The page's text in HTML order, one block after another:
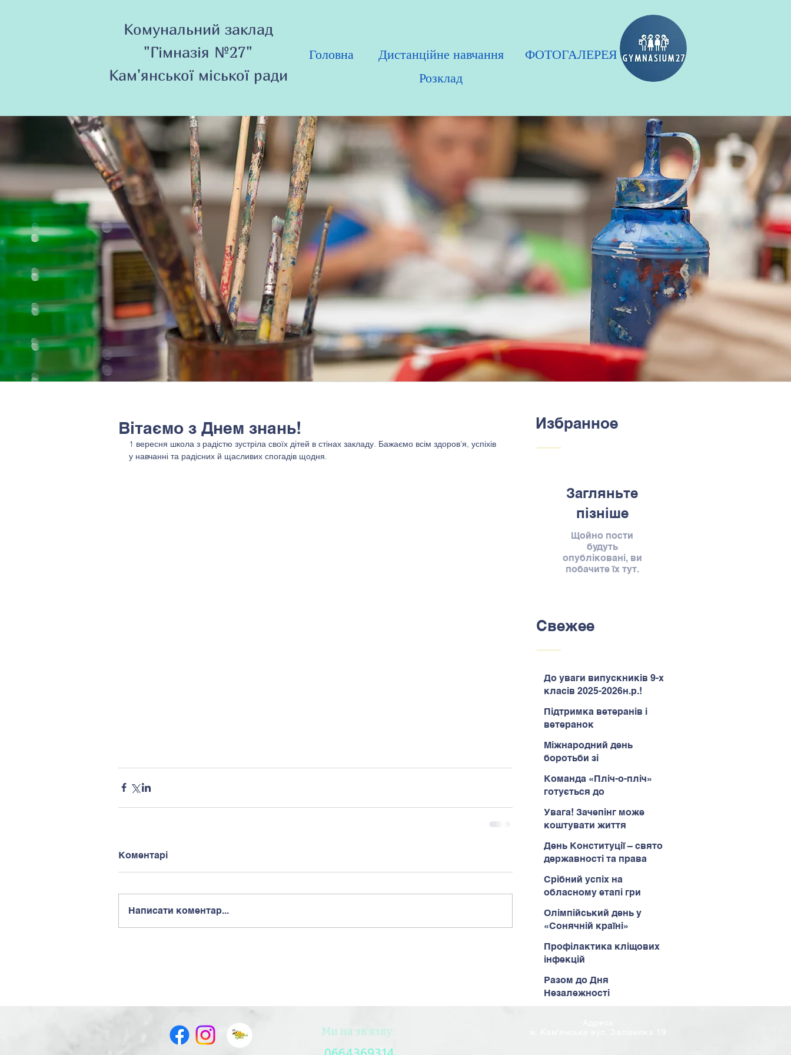
Комунальний заклад
"Гімназія №27"
Кам'янської міської ради
Головна
Дистанційне навчання
Розклад
ФОТОГАЛЕРЕЯ
Избранное
Загляньте
пізніше
Щойно пости
будуть
опубліковані, ви
побачите їх тут.
Свежее
До уваги випускників 9-х
класів 2025-2026н.р.!
Підтримка ветеранів і
ветеранок
Міжнародний день
боротьби зі
наркотиками
Команда «Пліч-о-пліч»
готується до
Увага! Зачепінг може
коштувати життя
День Конституції – свято
державності та права
Срібний успіх на
обласному етапі гри
Олімпійський день у
«Сонячній країні»
Профілактика кліщових
інфекцій
Разом до Дня
Незалежності
Вітаємо з Днем знань!
1 вересня школа з радістю зустріла своїх дітей в стінах закладу. Бажаємо всім здоров'я, успіхів
у навчанні та радісних й щасливих спогадів щодня.
Коментарі
Написати коментар...
Ми на зв'язку: